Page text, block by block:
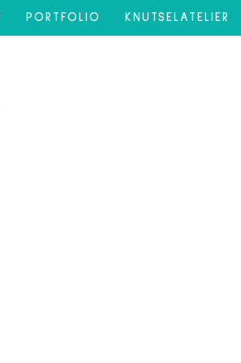
PORTFOLIO KNUTSELATELIER